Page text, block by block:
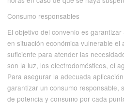
Consumo responsables
El objetivo del convenio es
en situación económica vulnerable el
suficiente para atender las
son la luz, los electrodomésticos, el
Para asegurar la adecuada
garantizar un consumo responsable,
de potencia y consumo por cada